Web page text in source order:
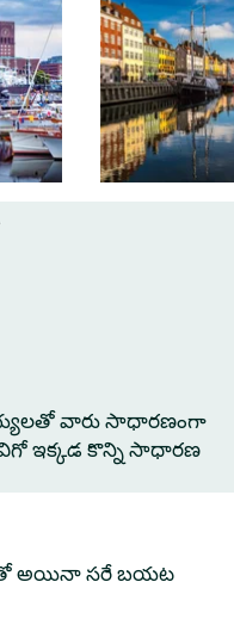
వారు సాధారణంగా
ఇవిగో ఇక్కడ కొన్ని సాధారణ
అయినా సరే బయట